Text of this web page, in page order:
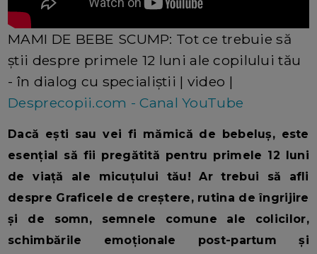
MAMI DE BEBE SCUMP: Tot ce trebuie să
știi despre primele 12 luni ale copilului tău
- în dialog cu specialiștii | video |
Desprecopii.com - Canal YouTube
Dacă ești sau vei fi mămică de bebeluș, este
esențial să fii pregătită pentru primele 12 luni
de viață ale micuțului tău! Ar trebui să afli
despre Graficele de creștere, rutina de îngrijire
și de somn, semnele comune ale colicilor,
schimbările emoționale post-partum și